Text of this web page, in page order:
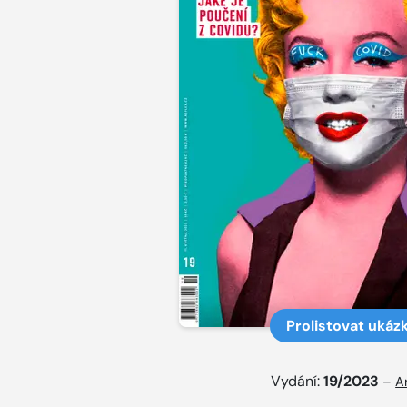
Prolistovat
Vydání:19/2023 –